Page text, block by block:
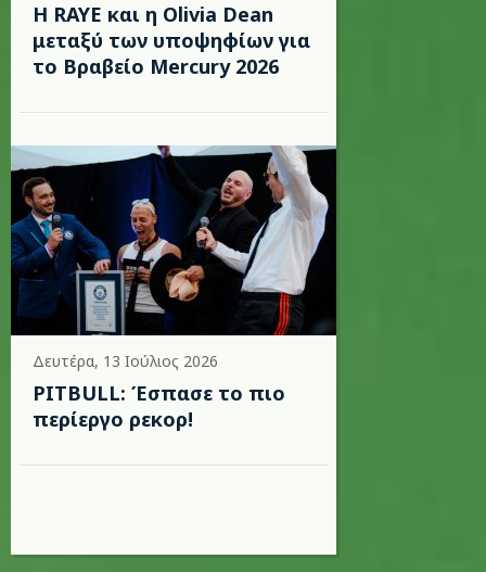
Η RAYE και η Olivia Dean
μεταξύ των υποψηφίων για
το Βραβείο Mercury 2026
Δευτέρα, 13 Ιούλιος 2026
PITBULL: Έσπασε το πιο
περίεργο ρεκορ!